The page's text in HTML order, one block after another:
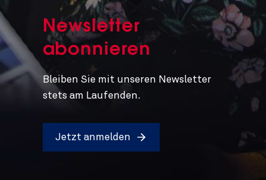
Newsletter
abonnieren
Bleiben Sie mit unseren Newsletter
stets am Laufenden.
Jetzt anmelden